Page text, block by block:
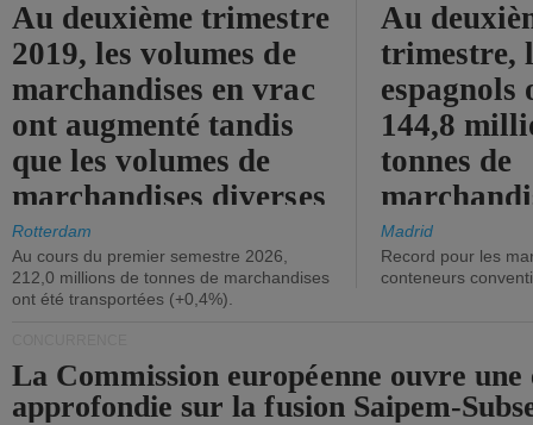
Au deuxième trimestre
2019, les volumes de
marchandises en vrac
ont augmenté tandis
que les volumes de
marchandises diverses
ont diminué.
Rotterdam
Au cours du premier semestre 2026,
212,0 millions de tonnes de marchandises
ont été transportées (+0,4%).
Au
trimestre,
144,8
tonnes de
(+2,9%).
Madrid
Record pour les
conteneurs
La Commission européenne ouvre une
approfondie sur la fusion Saipem-